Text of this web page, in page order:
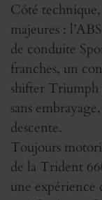
Côté
majeures :
de conduite
franches, un
shifter Triumph
sans
descente.
Toujours
de la Trident
une expérience